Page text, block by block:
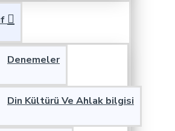
Denemeler
Din Kültürü Ve Ahlak bilgisi